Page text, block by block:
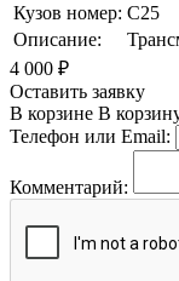
Кузов номер: C25
Описание:
4 000 ₽
Оставить заявку
В корзине В
Телефон или Email:
Комментарий: